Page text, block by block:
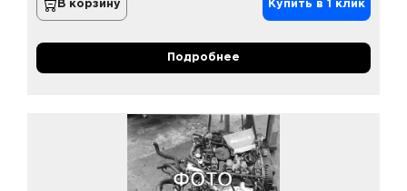
В корзину Купить в 1 клик
Подробнее